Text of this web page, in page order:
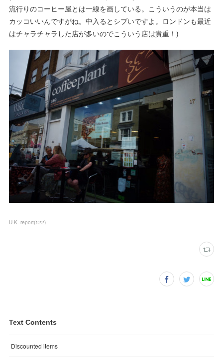
流行りのコーヒー屋とは一線を画している。こういうのが本当は
カッコいいんですがね。中入るとシブいですよ。ロンドンも最近
はチャラチャラした店が多いのでこういう店は貴重！)
U.K. report(122)
Text Contents
Discounted items